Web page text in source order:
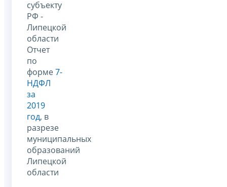
субъекту
РФ -
Липецкой
области
Отчет
по
форме7-
НДФЛ
за
2019
год, в
разрезе
муниципальных
образований
Липецкой
области